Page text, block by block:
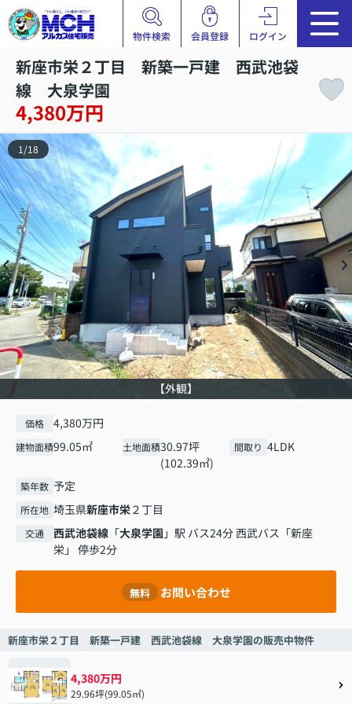
物件検索 会員登録 ログイン
新座市栄２丁目 新築一戸建 西武池袋
線 大泉学園
4,380万円
【外観】
1/18
価格 4,380万円
建物面積99.05㎡ 土地面積30.97坪
(102.39㎡)
間取り 4LDK
築年数 予定
所在地 埼玉県新座市栄２丁目
交通 西武池袋線 「大泉学園 」駅 バス24分 西武バス「新座
栄」 停歩2分
無料 お問い合わせ
新座市栄２丁目 新築一戸建 西武池袋線 大泉学園の販売中物件
4,380万円
29.96坪(99.05㎡)